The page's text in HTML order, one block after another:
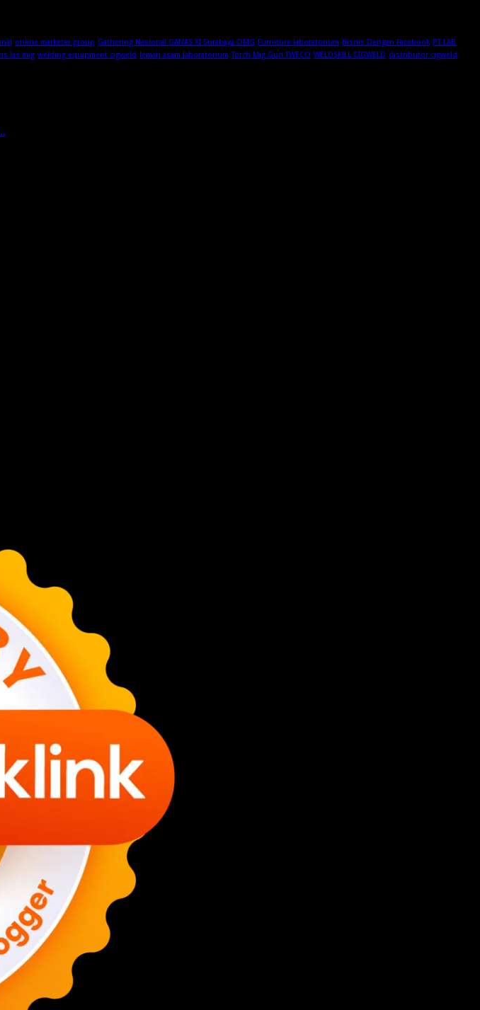
online marketer group Gathering Nasional GANAS XI Surabaya OMG Furniture laboratorium Bisnis Dengan Facebook PT LAB
las mig welding equipment cigweld lemari asam laboratorium Torch Mig Gun TWECO WELDSKILL CIGWELD distributor cigweld